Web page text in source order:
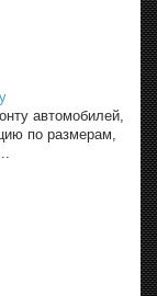
автомобилей,
по размерам,